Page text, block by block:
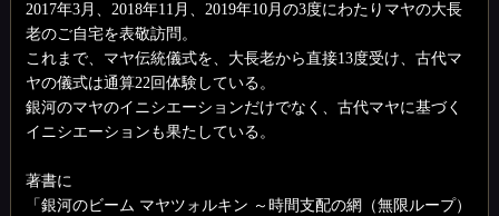
2017年3月、2018年11月、2019年10月の3度にわたりマヤの大長
老のご自宅を表敬訪問。
これまで、マヤ伝統儀式を、大長老から直接13度受け、古代マ
ヤの儀式は通算22回体験している。
銀河のマヤのイニシエーションだけでなく、古代マヤに基づく
イニシエーションも果たしている。
著書に
「銀河のビーム マヤツォルキン ～時間支配の網（無限ループ）